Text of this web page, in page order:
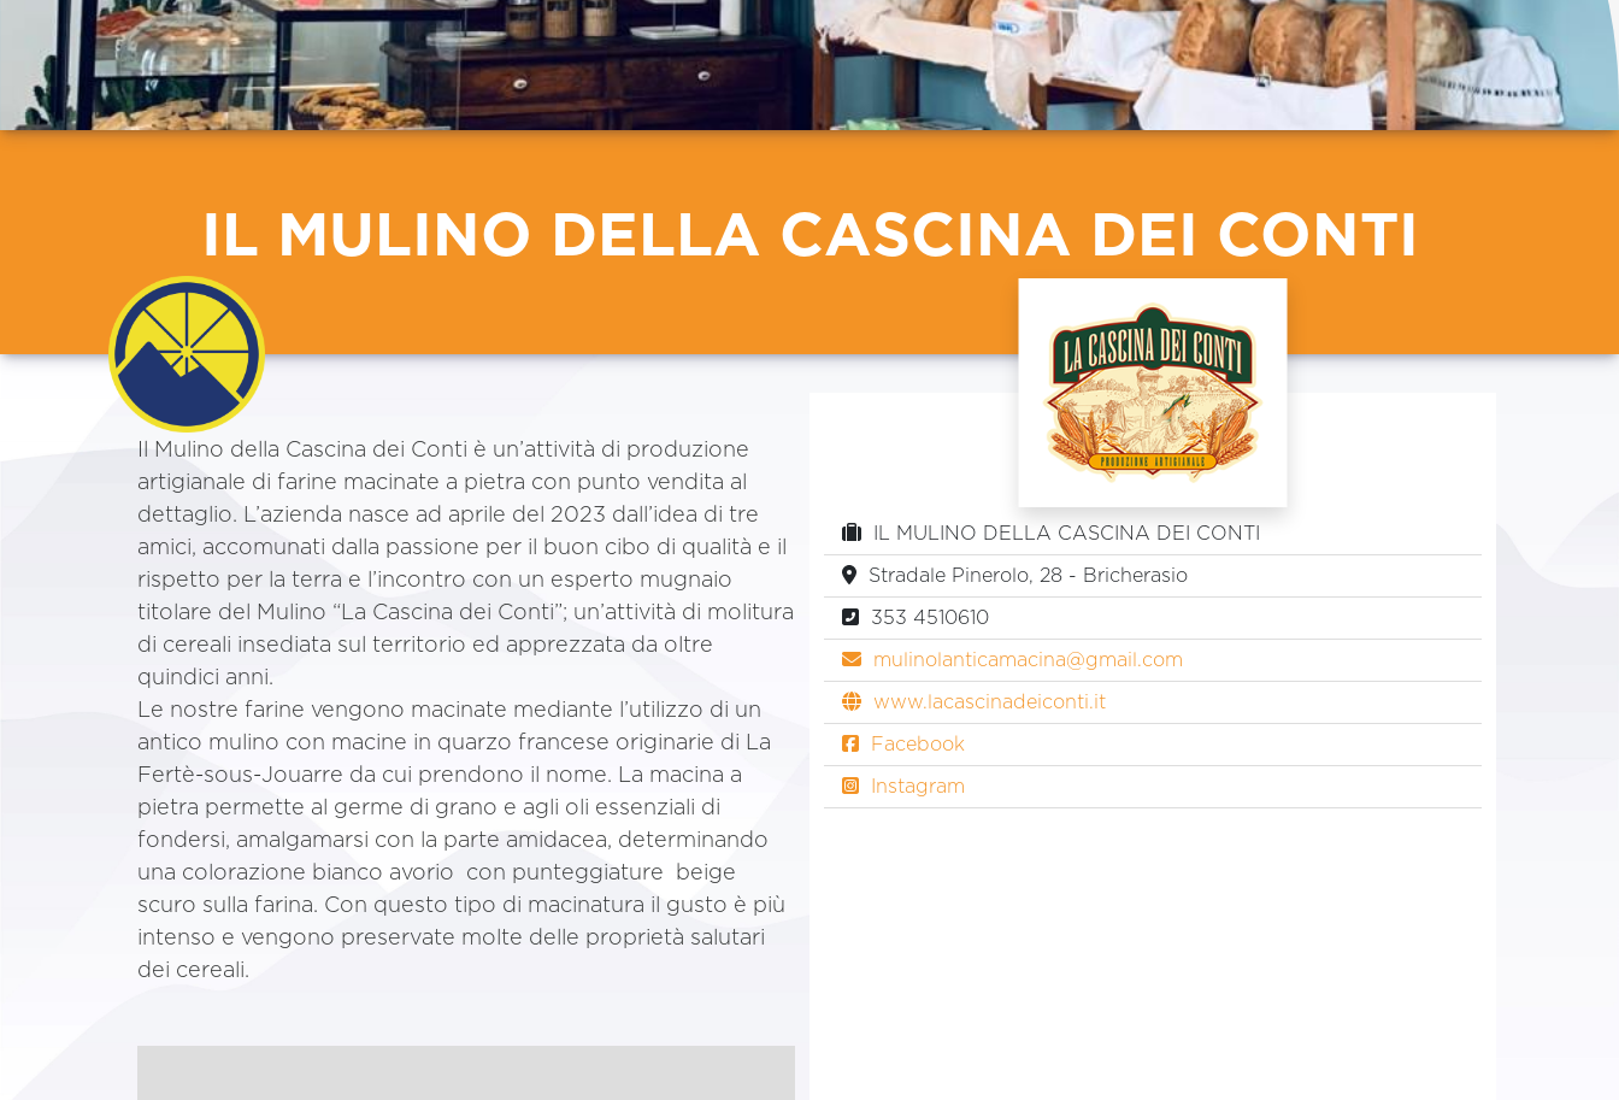
IL MULINO DELLA CASCINA DEI CONTI
Il Mulino della Cascina dei Conti è un’attività di produzione
artigianale di farine macinate a pietra con punto vendita al
dettaglio. L’azienda nasce ad aprile del 2023 dall’idea di tre
amici, accomunati dalla passione per il buon cibo di qualità e il
rispetto per la terra e l’incontro con un esperto mugnaio
titolare del Mulino “La Cascina dei Conti”; un’attività di molitura
di cereali insediata sul territorio ed apprezzata da oltre
quindici anni.
Le nostre farine vengono macinate mediante l’utilizzo di un
antico mulino con macine in quarzo francese originarie di La
Fertè-sous-Jouarre da cui prendono il nome. La macina a
pietra permette al germe di grano e agli oli essenziali di
fondersi, amalgamarsi con la parte amidacea, determinando
una colorazione bianco avorio con punteggiature beige
scuro sulla farina. Con questo tipo di macinatura il gusto è più
intenso e vengono preservate molte delle proprietà salutari
dei cereali.
IL MULINO DELLA CASCINA DEI CONTI
Stradale Pinerolo, 28 - Bricherasio
353 4510610
mulinolanticamacina@gmail.com
www.lacascinadeiconti.it
Facebook
Instagram